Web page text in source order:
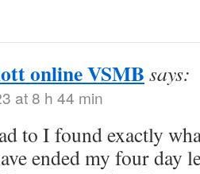
online VSMB says:
at 8 h 44 min
to I found exactly
ended my four day